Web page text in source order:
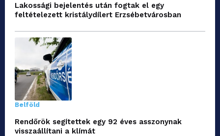
Lakossági bejelentés után fogtak el egy
feltételezett kristálydílert Erzsébetvárosban
Belföld
Rendőrök segítettek egy 92 éves asszonynak
visszaállítani a klímát